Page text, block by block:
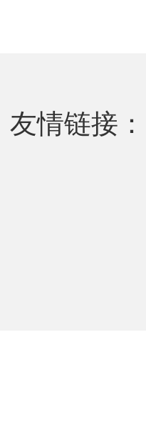
友情链接：